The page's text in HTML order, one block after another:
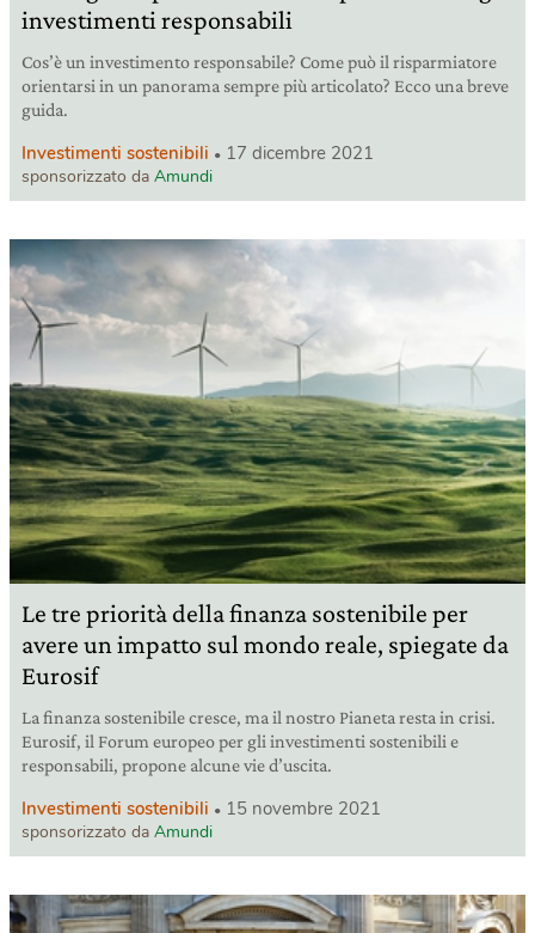
investimenti responsabili
Cos’è un investimento responsabile? Come può il risparmiatore
orientarsi in un panorama sempre più articolato? Ecco una breve
guida.
Investimenti sostenibili 17 dicembre 2021
sponsorizzato da Amundi
Le tre priorità della finanza sostenibile per
avere un impatto sul mondo reale, spiegate da
Eurosif
La finanza sostenibile cresce, ma il nostro Pianeta resta in crisi.
Eurosif, il Forum europeo per gli investimenti sostenibili e
responsabili, propone alcune vie d’uscita.
Investimenti sostenibili 15 novembre 2021
sponsorizzato da Amundi